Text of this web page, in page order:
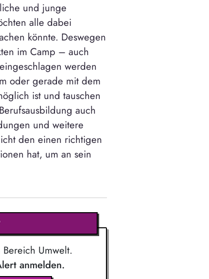
und junge
alle dabei
könnte. Deswegen
im Camp – auch
werden
oder gerade mit dem
ist und tauschen
auch
und weitere
den einen richtigen
hat, um an sein
Umwelt.
anmelden.